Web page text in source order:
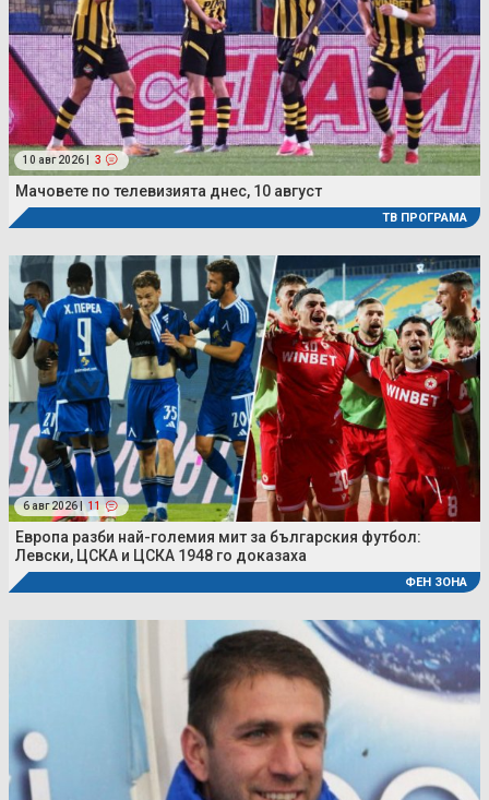
10 авг 2026 | 3
Мачовете по телевизията днес, 10 август
ТВ ПРОГРАМА
6 авг 2026 | 11
Европа разби най-големия мит за българския футбол:
Левски, ЦСКА и ЦСКА 1948 го доказаха
ФЕН ЗОНА